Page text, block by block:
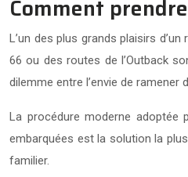
Comment
L’un des plus grands plaisirs
66 ou des routes de l’Outback
dilemme entre l’envie de
La procédure moderne adoptée
embarquées est la solution la
familier.